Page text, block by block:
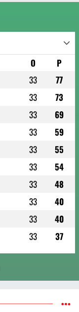
O P
33 77
33 73
33 69
33 59
33 55
33 54
33 48
33 40
33 40
33 37